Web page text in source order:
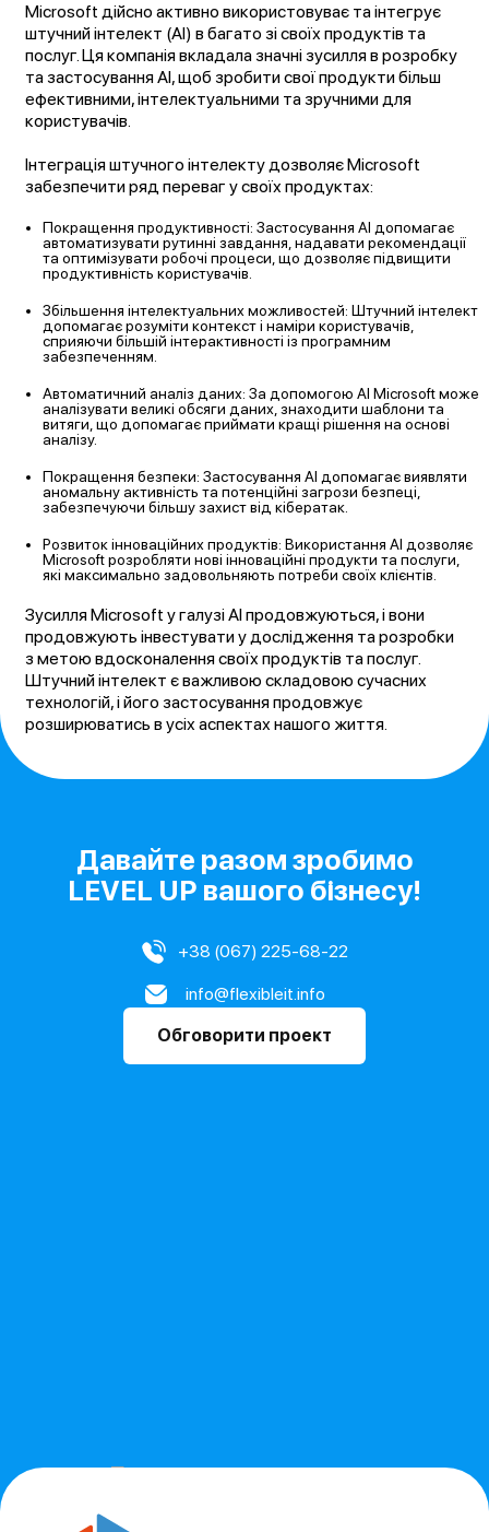
Microsoft дійсно активно використовуває та інтегрує
штучний інтелект (AI) в багато зі своїх продуктів та
послуг. Ця компанія вкладала значні зусилля в розробку
та застосування AI, щоб зробити свої продукти більш
ефективними, інтелектуальними та зручними для
користувачів.
Інтеграція штучного інтелекту дозволяє Microsoft
забезпечити ряд переваг у своїх продуктах:
Покращення продуктивності: Застосування AI допомагає
автоматизувати рутинні завдання, надавати рекомендації
та оптимізувати робочі процеси, що дозволяє підвищити
продуктивність користувачів.
Збільшення інтелектуальних можливостей: Штучний інтелект
допомагає розуміти контекст і наміри користувачів,
сприяючи більшій інтерактивності із програмним
забезпеченням.
Автоматичний аналіз даних: За допомогою AI Microsoft може
аналізувати великі обсяги даних, знаходити шаблони та
витяги, що допомагає приймати кращі рішення на основі
аналізу.
Покращення безпеки: Застосування AI допомагає виявляти
аномальну активність та потенційні загрози безпеці,
забезпечуючи більшу захист від кібератак.
Розвиток інноваційних продуктів: Використання AI дозволяє
Microsoft розробляти нові інноваційні продукти та послуги,
які максимально задовольняють потреби своїх клієнтів.
Зусилля Microsoft у галузі AI продовжуються, і вони
продовжують інвестувати у дослідження та розробки
з метою вдосконалення своїх продуктів та послуг.
Штучний інтелект є важливою складовою сучасних
технологій, і його застосування продовжує
розширюватись в усіх аспектах нашого життя.
Давайте разом зробимо
LEVEL UP вашого бізнесу!
+38 (067) 225-68-22
info@flexibleit.info
Обговорити проект